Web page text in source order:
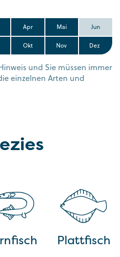
Apr Mai Jun
Okt Nov Dez
und Sie müssen immer
einzelnen Arten und
Plattfisch